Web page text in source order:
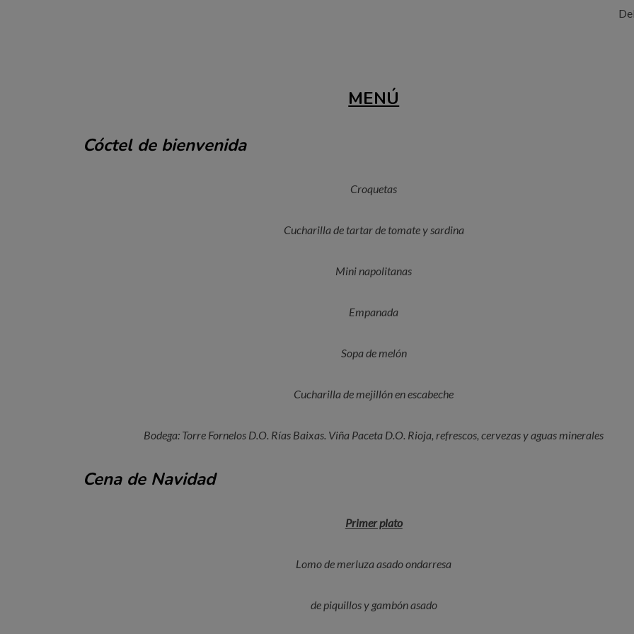
MENÚ
Cóctel de bienvenida
Croquetas
Cucharilla de tartar de tomate y sardina
Mini napolitanas
Empanada
Sopa de melón
Cucharilla de mejillón en escabeche
Bodega: Torre Fornelos D.O. Rías Baixas. Viña Paceta D.O. Rioja, refrescos, cervezas y aguas minerales
Cena de Navidad
Primer plato
Lomo de merluza asado ondarresa
de piquillos y gambón asado